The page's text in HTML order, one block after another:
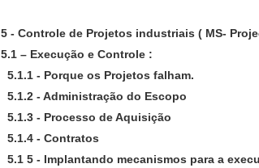
5 - Controle de Projetos industriais ( MS-
5.1 – Execução e Controle :
5.1.1 - Porque os Projetos falham.
5.1.2 - Administração do Escopo
5.1.3 - Processo de Aquisição
5.1.4 - Contratos
5.1 5 - Implantando mecanismos para a